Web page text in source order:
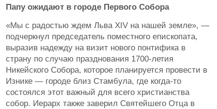
Папу ожидают в городе Первого Собора
«Мы с радостью ждем Льва XIV на нашей земле», —
подчеркнул председатель поместного епископата,
выразив надежду на визит нового понтифика в
страну по случаю празднования 1700-летия
Никейского Собора, которое планируется провести в
Изнике — городе близ Стамбула, где когда-то
состоялся этот важный для всего христианства
собор. Иерарх также заверил Святейшего Отца в